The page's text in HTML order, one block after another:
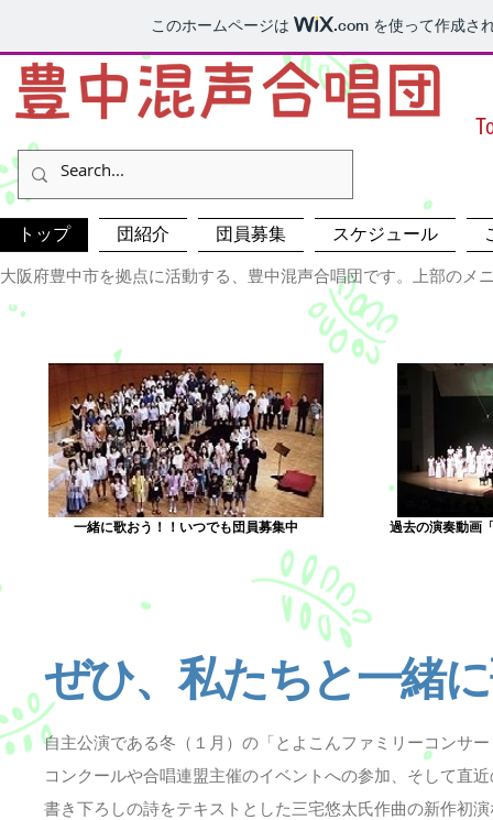
このホームページは .comを使って作成さ
トップ 団紹介 団員募集 スケジュール
大阪府豊中市を拠点に活動する、豊中混声合唱団です。上部のメ
一緒に歌おう！！いつでも団員募集中 過去の演奏動画
ぜひ、私たちと一緒
自主公演である冬（１月）の「とよこんファミリーコンサ
コンクールや合唱連盟主催のイベントへの参加、そして直
書き下ろしの詩をテキストとした三宅悠太氏作曲の新作初